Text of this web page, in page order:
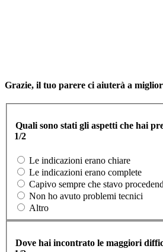
Grazie, il tuo parere ci aiuterà a
Quali sono stati gli aspetti che hai
1/2
Le indicazioni erano chiare
Le indicazioni erano complete
Capivo sempre che stavo
Non ho avuto problemi tecnici
Altro
Dove hai incontrato le maggiori